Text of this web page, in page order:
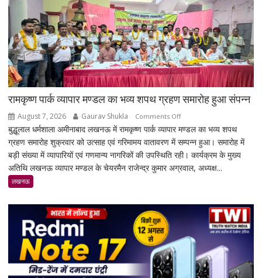
रामकृष्ण पार्क व्यापार मण्डल का भव्य शपथ ग्रहण समारोह हुआ संपन्न
August 7, 2026 Gaurav Shukla Comments Offon
रामकृष्ण
पार्क
व्यापार
मण्डल
शपथ
बुद्धूलाल धर्मशाला अमीनाबाद लखनऊ में रामकृष्ण पार्क व्यापार मण्डल का भव्य शपथ
ग्रहण समारोह शुक्रवार को उत्साह एवं गरिमामय वातावरण में सम्पन्न हुआ। समारोह में
बड़ी संख्या में व्यापारियों एवं गणमान्य नागरिकों की उपस्थिति रही। कार्यक्रम के मुख्य
अतिथि लखनऊ व्यापार मण्डल के चेयरमैन राजेन्द्र कुमार अग्रवाल, अध्यक्ष...
लखनऊ